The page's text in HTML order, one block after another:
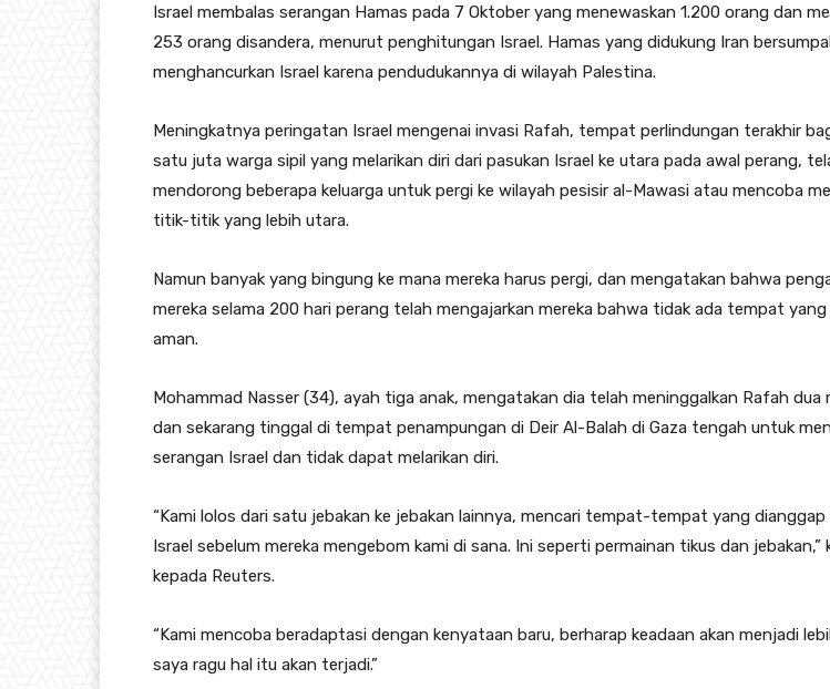
Israel membalas serangan Hamas pada 7 Oktober yang menewaskan 1.200 orang dan
253 orang disandera, menurut penghitungan Israel. Hamas yang didukung Iran
menghancurkan Israel karena pendudukannya di wilayah Palestina.
Meningkatnya peringatan Israel mengenai invasi Rafah, tempat perlindungan terakhir
satu juta warga sipil yang melarikan diri dari pasukan Israel ke utara pada awal perang,
mendorong beberapa keluarga untuk pergi ke wilayah pesisir al-Mawasi atau mencoba
titik-titik yang lebih utara.
Namun banyak yang bingung ke mana mereka harus pergi, dan mengatakan bahwa
mereka selama 200 hari perang telah mengajarkan mereka bahwa tidak ada tempat
aman.
Mohammad Nasser (34), ayah tiga anak, mengatakan dia telah meninggalkan Rafah dua
dan sekarang tinggal di tempat penampungan di Deir Al-Balah di Gaza tengah untuk
serangan Israel dan tidak dapat melarikan diri.
“Kami lolos dari satu jebakan ke jebakan lainnya, mencari tempat-tempat yang dianggap
Israel sebelum mereka mengebom kami di sana. Ini seperti permainan tikus dan jebakan,”
kepada Reuters.
“Kami mencoba beradaptasi dengan kenyataan baru, berharap keadaan akan menjadi
saya ragu hal itu akan terjadi.”